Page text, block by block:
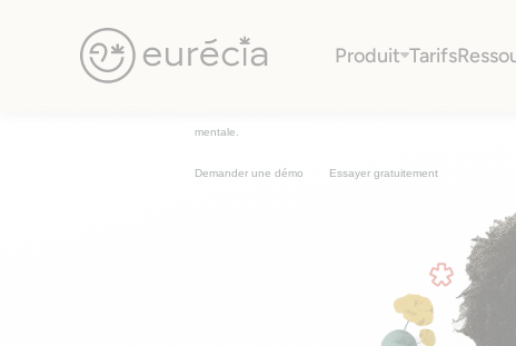
Produit Tarifs
mentale.
Demander une démo Essayer gratuitement